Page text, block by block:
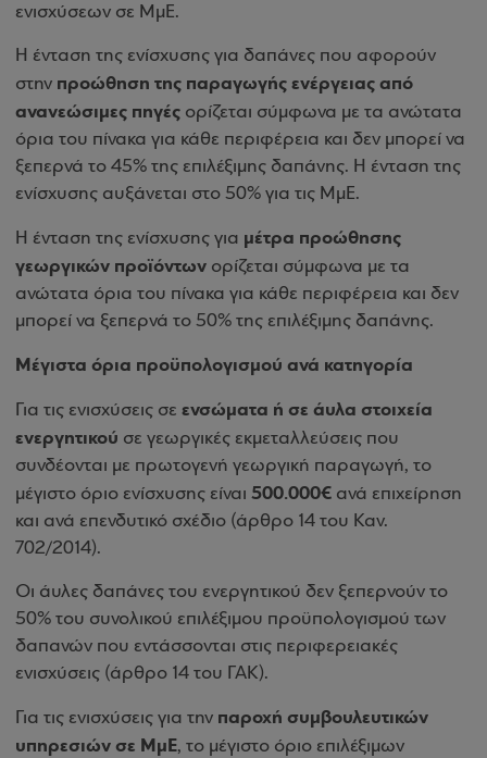
ενισχύσεων σε ΜμΕ.
Η ένταση της ενίσχυσης για δαπάνες που αφορούν
στην προώθηση της παραγωγής ενέργειας από
ανανεώσιμες πηγές ορίζεται σύμφωνα με τα ανώτατα
όρια του πίνακα για κάθε περιφέρεια και δεν μπορεί να
ξεπερνά το 45% της επιλέξιμης δαπάνης. Η ένταση της
ενίσχυσης αυξάνεται στο 50% για τις ΜμΕ.
Η ένταση της ενίσχυσης για μέτρα προώθησης
γεωργικών προϊόντων ορίζεται σύμφωνα με τα
ανώτατα όρια του πίνακα για κάθε περιφέρεια και δεν
μπορεί να ξεπερνά το 50% της επιλέξιμης δαπάνης.
Μέγιστα όρια προϋπολογισμού ανά κατηγορία
Για τις ενισχύσεις σε ενσώματα ή σε άυλα στοιχεία
ενεργητικού σε γεωργικές εκμεταλλεύσεις που
συνδέονται με πρωτογενή γεωργική παραγωγή, το
μέγιστο όριο ενίσχυσης είναι 500.000€ ανά επιχείρηση
και ανά επενδυτικό σχέδιο (άρθρο 14 του Καν.
702/2014).
Οι άυλες δαπάνες του ενεργητικού δεν ξεπερνούν το
50% του συνολικού επιλέξιμου προϋπολογισμού των
δαπανών που εντάσσονται στις περιφερειακές
ενισχύσεις (άρθρο 14 του ΓΑΚ).
Για τις ενισχύσεις για την παροχή συμβουλευτικών
υπηρεσιών σε ΜμΕ, το μέγιστο όριο επιλέξιμων